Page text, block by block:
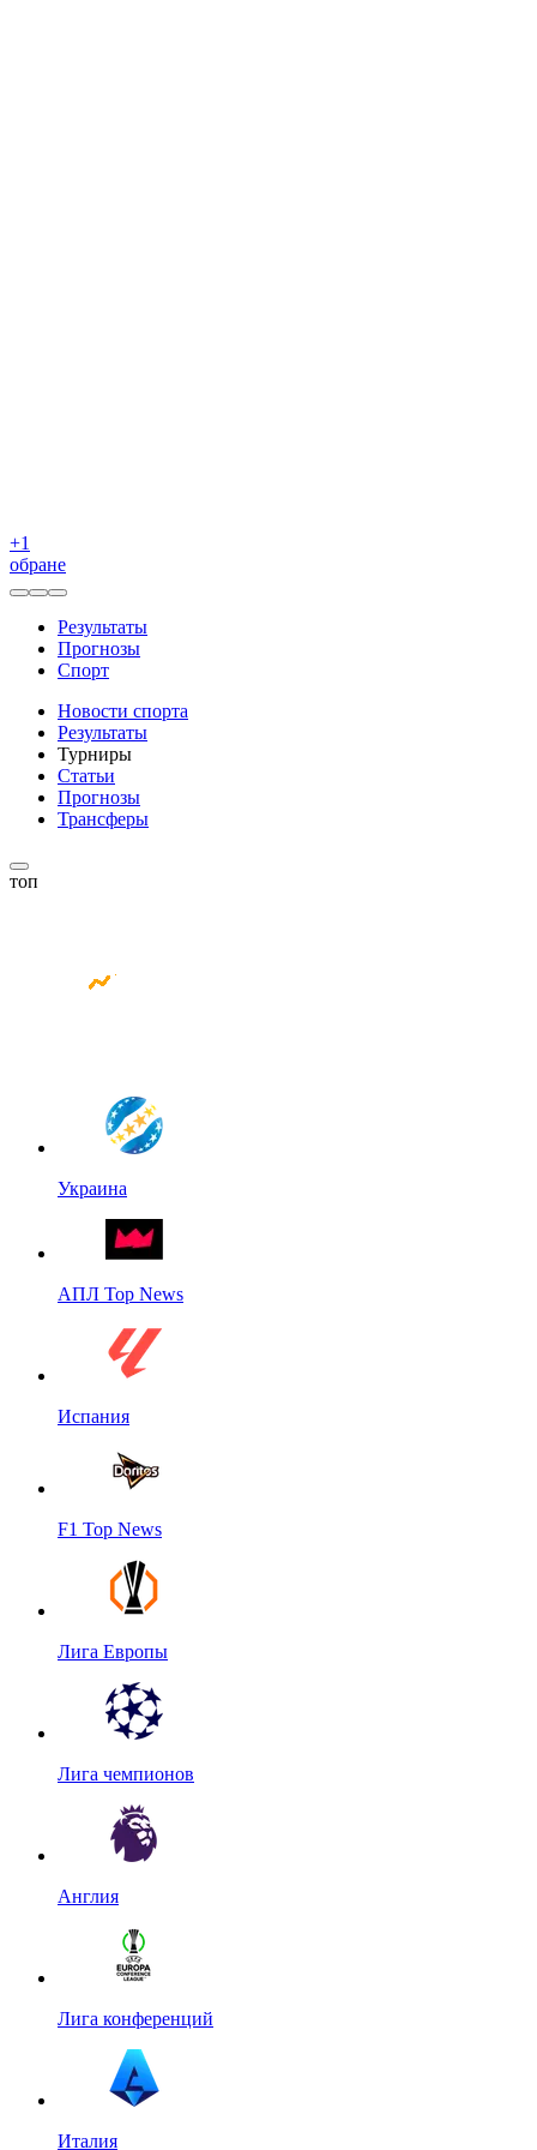
+1
обране
Результаты
Прогнозы
Спорт
Новости спорта
Результаты
Турниры
Статьи
Прогнозы
Трансферы
топ
Украина
АПЛ Top News
Испания
F1 Top News
Лига Европы
Лига чемпионов
Англия
Лига конференций
Италия